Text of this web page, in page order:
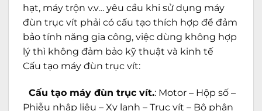
hạt, máy trộn v.v… yêu cầu khi sử dụng máy
đùn trục vít phải có cấu tạo thích hợp để đảm
bảo tính năng gia công, việc dùng không hợp
lý thì không đảm bảo kỹ thuật và kinh tế
Cấu tạo máy đùn trục vít:
Cấu tạo máy đùn trục vít.: Motor – Hộp số –
Phiễu nhập liệu – Xy lanh – Trục vít – Bộ phận